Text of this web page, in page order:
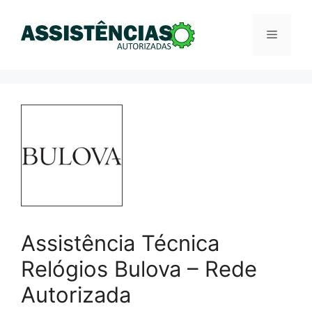
Menu
Assistência Técnica
Relógios Bulova – Rede
Autorizada